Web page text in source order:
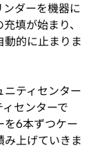
ダーを機器に
填が始まり、
的に止まりま
ニティセンター
センターで
を6本ずつケー
み上げていきま